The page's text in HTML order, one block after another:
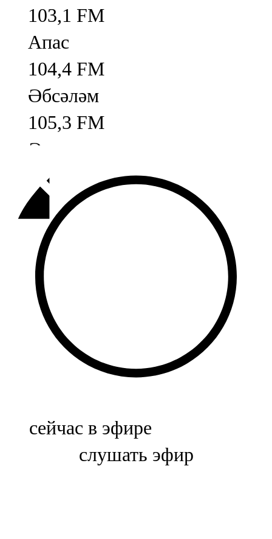
103,1 FM
Апас
104,4 FM
Әбсәләм
105,3 FM
Әлмәт
92,9 FM
Базарлы матак
107,1 FM
Балык бистәсе
104,9 FM
Баулы
107,5 FM
Биләр
Болгар
сейчас в эфире
слушать эфир